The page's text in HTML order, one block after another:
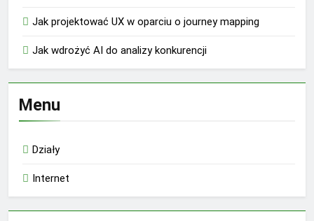
Jak projektować UX w oparciu o journey mapping
Jak wdrożyć AI do analizy konkurencji
Menu
Działy
Internet